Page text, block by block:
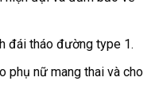
đái tháo đường type 1.
phụ nữ mang thai và cho